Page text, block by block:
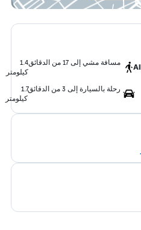
مسافة مشي إلى 17 من الدقائق
1.4
كيلومتر
رحلة بالسيارة إلى 3 من الدقائق
1.7
كيلومتر